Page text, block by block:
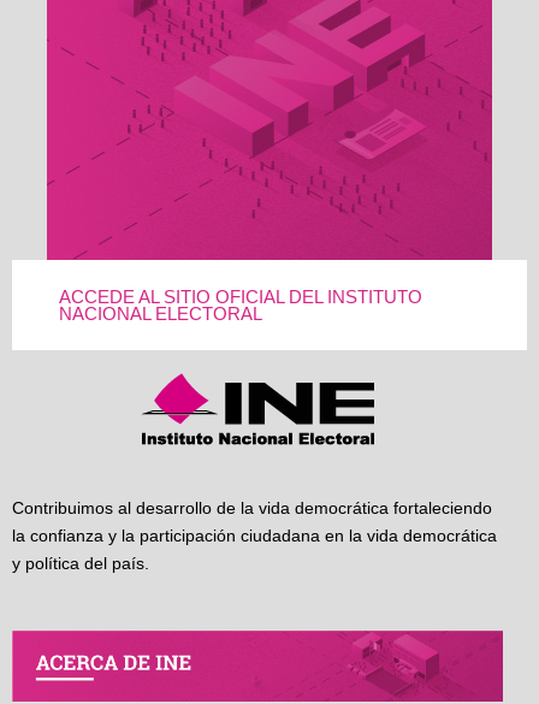
ACCEDE AL SITIO OFICIAL DEL INSTITUTO
NACIONAL ELECTORAL
Contribuimos al desarrollo de la vida democrática fortaleciendo
la confianza y la participación ciudadana en la vida democrática
y política del país.